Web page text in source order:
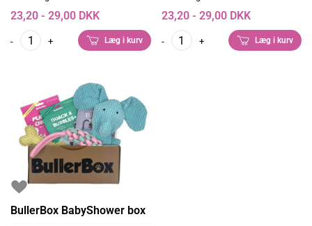
23,20 - 29,00 DKK
- + Læg i kurv
23,20 - 29,00 DKK
- + Læg i kurv
BullerBox BabyShower box